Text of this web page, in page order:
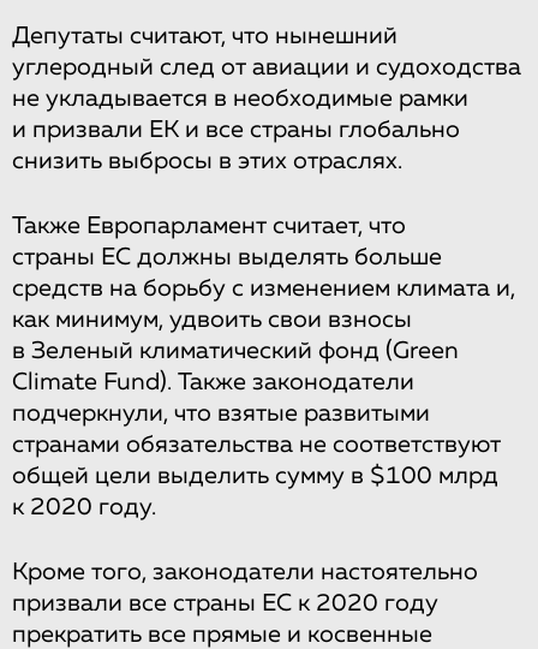
Депутаты считают, что нынешний
углеродный след от авиации и судоходства
не укладывается в необходимые рамки
и призвали ЕК и все страны глобально
снизить выбросы в этих отраслях.
Также Европарламент считает, что
страны ЕС должны выделять больше
средств на борьбу с изменением климата и,
как минимум, удвоить свои взносы
в Зеленый климатический фонд (Green
Climate Fund). Также законодатели
подчеркнули, что взятые развитыми
странами обязательства не соответствуют
общей цели выделить сумму в $100 млрд
к 2020 году.
Кроме того, законодатели настоятельно
призвали все страны ЕС к 2020 году
прекратить все прямые и косвенные